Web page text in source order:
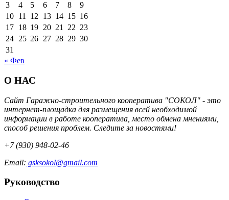
3
4 5 6 7 8
9
10 11 12 13 14 15 16
17 18 19 20 21 22 23
24 25 26 27 28 29 30
31
« Фев
О НАС
Сайт Гаражно-строительного кооператива "СОКОЛ" - это
интернет-площадка для размещения всей необходимой
информации в работе кооператива, место обмена мнениями,
способ решения проблем. Следите за новостями!
+7 (930) 948-02-46
Email: gsksokol@gmail.com
Руководство